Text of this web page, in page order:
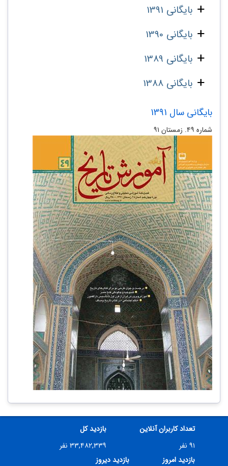
بایگانی 1391
بایگانی 1390
بایگانی 1389
بایگانی 1388
بایگانی سال 1391
شماره‌ ۴۹. زمستان ۹۱
تعداد کاربران آنلاین
۹۱ نفر
بازدید کل
۳۳,۴۸۲,۳۳۹ نفر
بازدید امروز
بازدید دیروز